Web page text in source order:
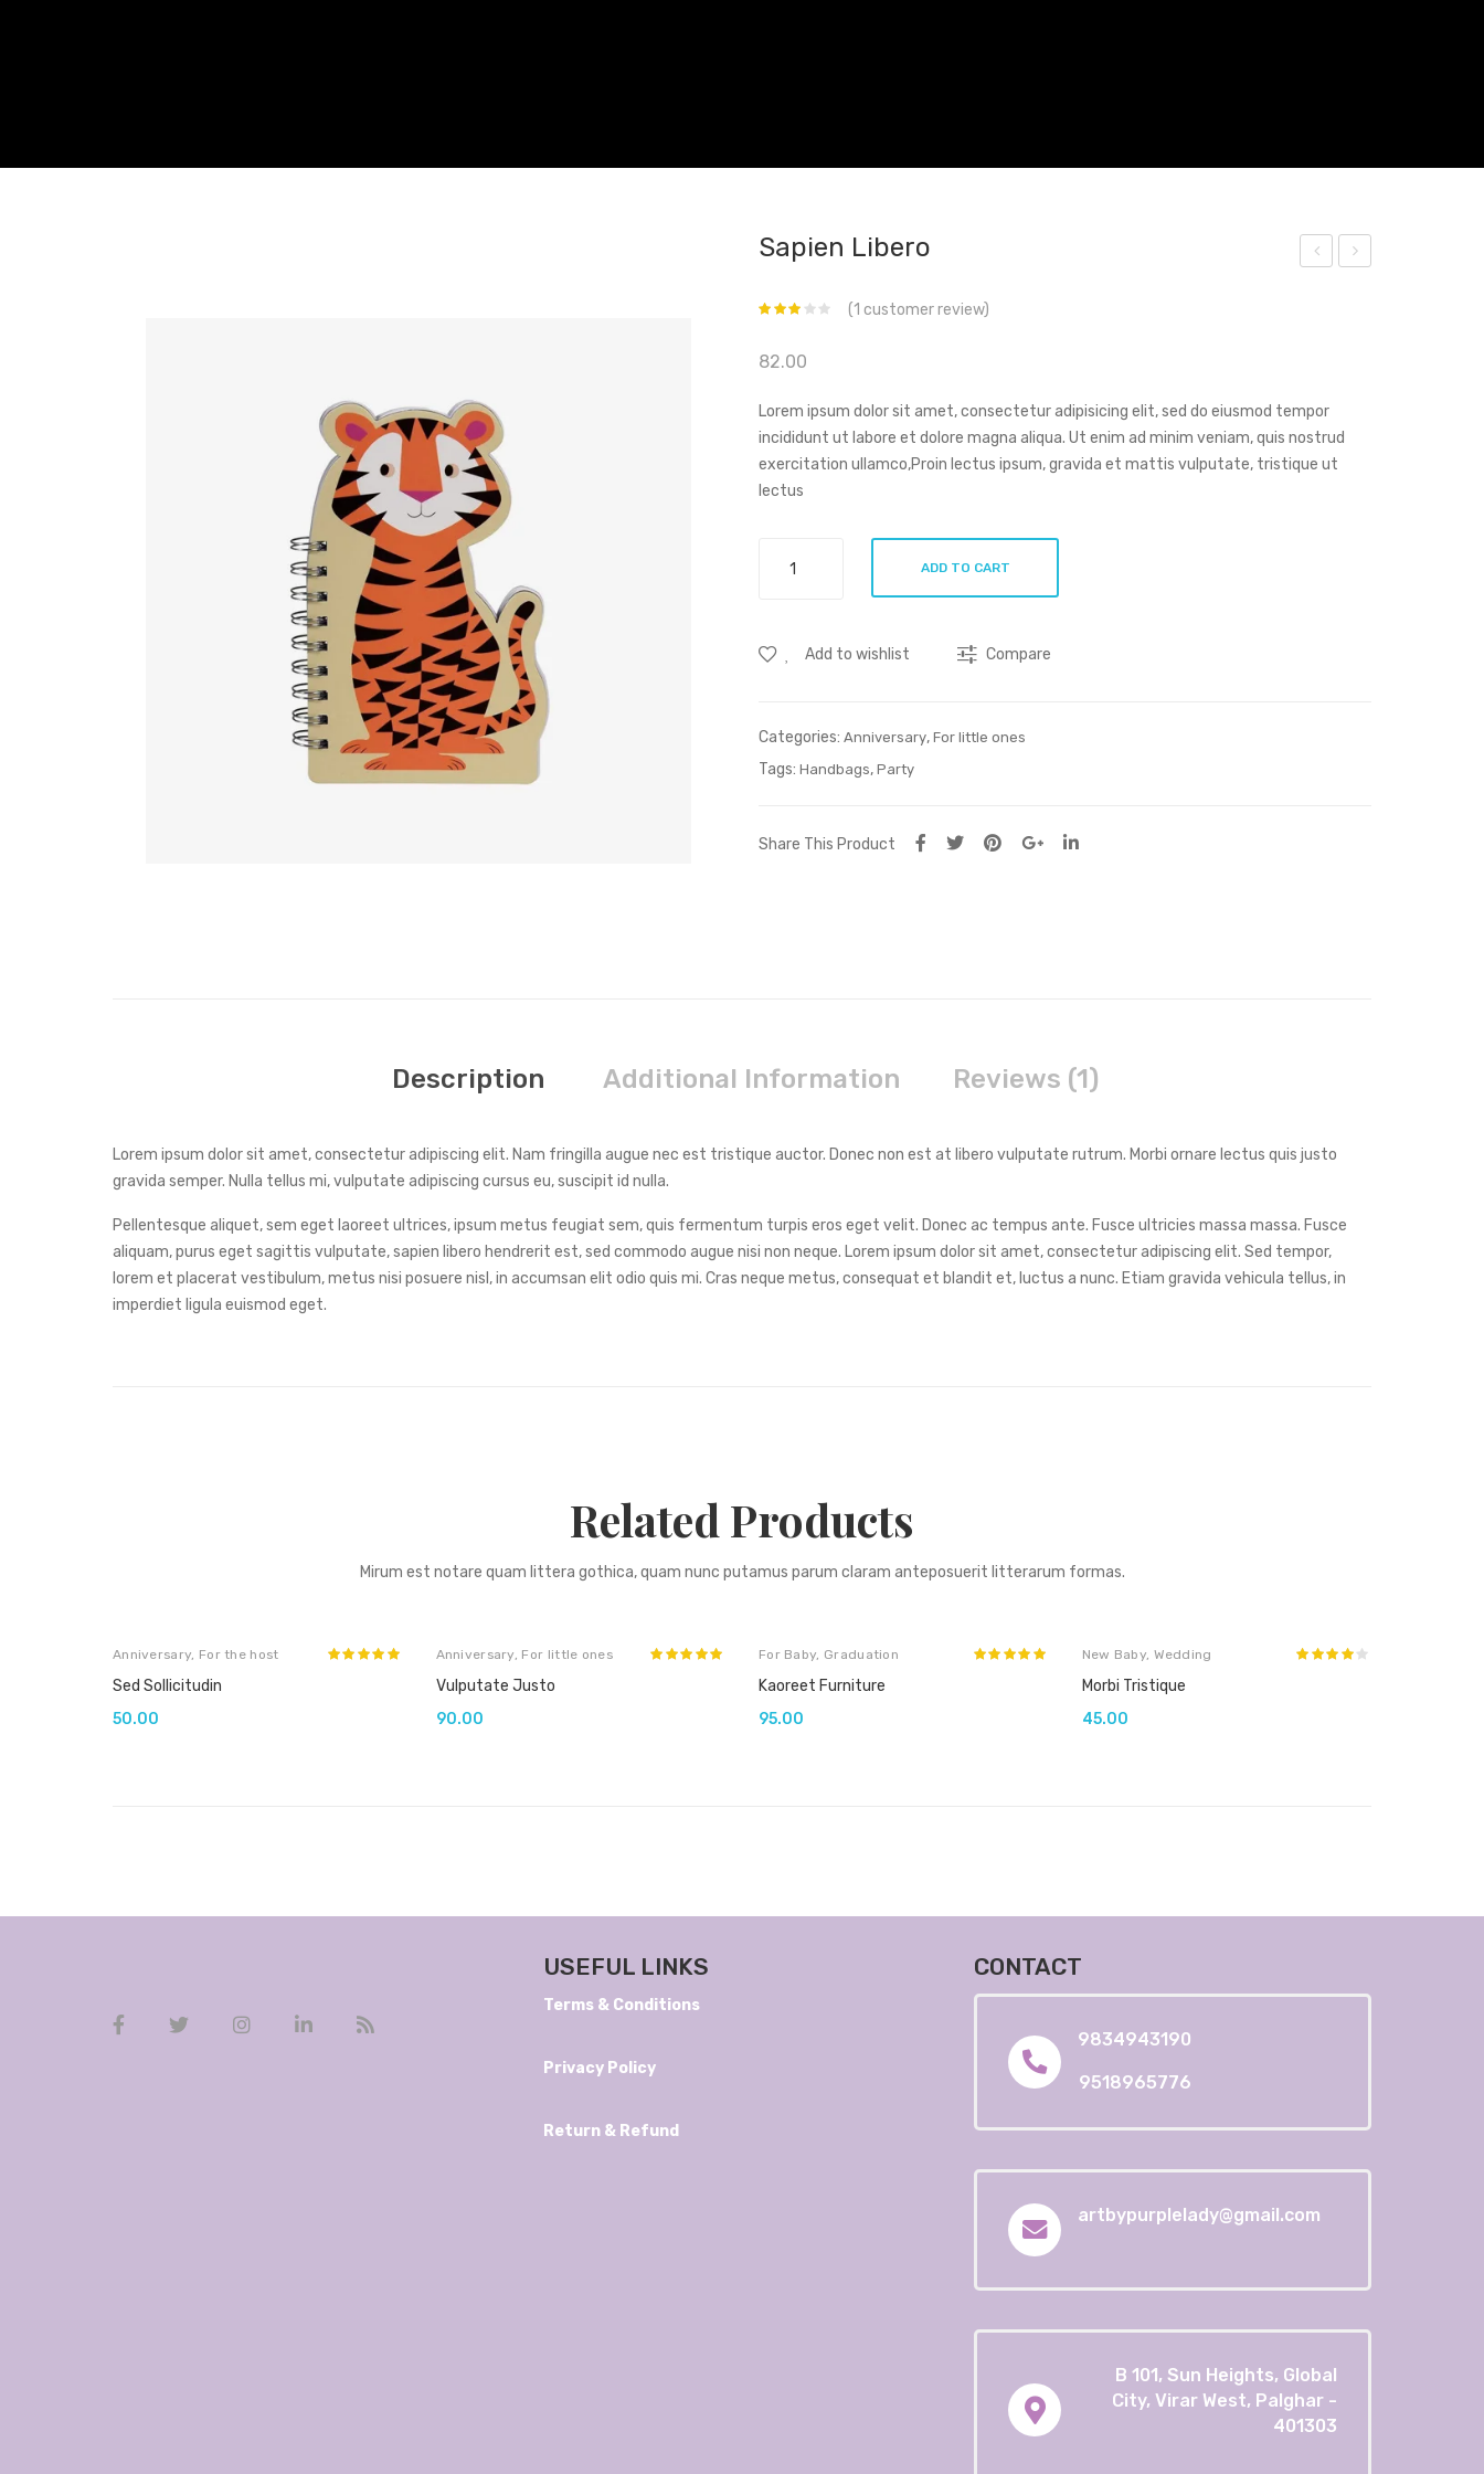
hen
drer
it
Sapien Libero
(1 customer review)
82.00
Lorem ipsum dolor sit amet, consectetur adipisicing elit, sed do eiusmod tempor
incididunt ut labore et dolore magna aliqua. Ut enim ad minim veniam, quis nostrud
exercitation ullamco,Proin lectus ipsum, gravida et mattis vulputate, tristique ut
lectus
libero
ADD TO CART
Add to wishlist Compare
Categories: Anniversary, For little ones
Tags: Handbags, Party
Share This Product
Description Additional Information Reviews (1)
Lorem ipsum dolor sit amet, consectetur adipiscing elit. Nam fringilla augue nec est tristique auctor. Donec non est at libero vulputate rutrum. Morbi ornare lectus quis justo
gravida semper. Nulla tellus mi, vulputate adipiscing cursus eu, suscipit id nulla.
Pellentesque aliquet, sem eget laoreet ultrices, ipsum metus feugiat sem, quis fermentum turpis eros eget velit. Donec ac tempus ante. Fusce ultricies massa massa. Fusce
aliquam, purus eget sagittis vulputate, sapien libero hendrerit est, sed commodo augue nisi non neque. Lorem ipsum dolor sit amet, consectetur adipiscing elit. Sed tempor,
lorem et placerat vestibulum, metus nisi posuere nisl, in accumsan elit odio quis mi. Cras neque metus, consequat et blandit et, luctus a nunc. Etiam gravida vehicula tellus, in
imperdiet ligula euismod eget.
Related Products
Mirum est notare quam littera gothica, quam nunc putamus parum claram anteposuerit litterarum formas.
Anniversary, For the host
Sed Sollicitudin
50.00
Anniversary, For little ones
Vulputate Justo
90.00
For Baby, Graduation
Kaoreet Furniture
95.00
New Baby, Wedding
Morbi Tristique
45.00
USEFUL LINKS
Terms & Conditions
Privacy Policy
Return & Refund
CONTACT
9834943190
9518965776
artbypurplelady@gmail.com
B 101, Sun Heights, Global
City, Virar West, Palghar -
401303